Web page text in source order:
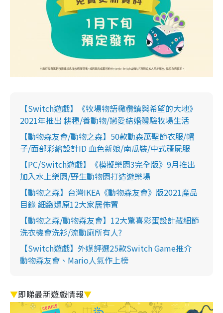
【Switch遊戲】《牧場物語橄欖鎮與希望的大地》
2021年推出 耕種/養動物/戀愛結婚體驗牧場生活
【動物森友會/動物之森】50款動森萬聖節衣服/帽
子/面部彩繪設計ID 血色新娘/南瓜裝/中式疆屍服
【PC/Switch遊戲】《模擬樂園3完全版》9月推出
加入水上樂園/野生動物園打造遊樂場
【動物之森】台灣IKEA《動物森友會》版2021產品
目錄 細緻還原12大家居佈置
【動物之森/動物森友會】12大驚喜彩蛋設計藏細節
洗衣機會洗衫/流動廁所有人?
【Switch遊戲】外媒評選25款Switch Game推介
動物森友會、Mario人氣作上榜
▼即睇最新遊戲情報▼